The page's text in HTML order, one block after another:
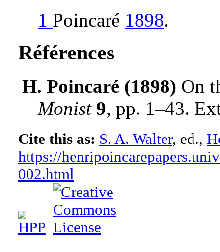
1 Poincaré 1898.
Références
H. Poincaré (1898) On
Monist 9, pp. 1–43.
Cite this as: S. A. Walter, ed.,
https://
002.html